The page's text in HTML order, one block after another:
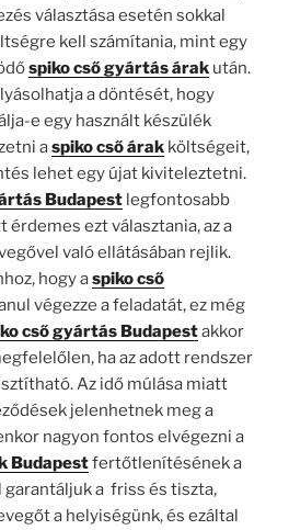
választása esetén sokkal
kell számítania, mint egy
spiko cső gyártás árakután.
a döntését, hogy
e egy használt készülék
aspiko cső árakköltségeit,
lehet egy újat kiviteleztetni.
Budapestlegfontosabb
érdemes ezt választania, az a
való ellátásában rejlik.
hogy aspiko cső
végezze a feladatát, ez még
cső gyártás Budapestakkor
ha az adott rendszer
Az idő múlása miatt
jelenhetnek meg a
nagyon fontos elvégezni a
Budapestfertőtlenítésének a
garantáljuk a friss és tiszta,
a helyiségünk, és ezáltal